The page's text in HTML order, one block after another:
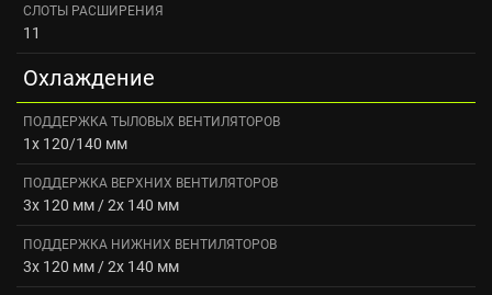
СЛОТЫ РАСШИРЕНИЯ
11
Охлаждение
ПОДДЕРЖКА ТЫЛОВЫХ ВЕНТИЛЯТОРОВ
1x 120/140 мм
ПОДДЕРЖКА ВЕРХНИХ ВЕНТИЛЯТОРОВ
3x 120 мм / 2x 140 мм
ПОДДЕРЖКА НИЖНИХ ВЕНТИЛЯТОРОВ
3x 120 мм / 2x 140 мм